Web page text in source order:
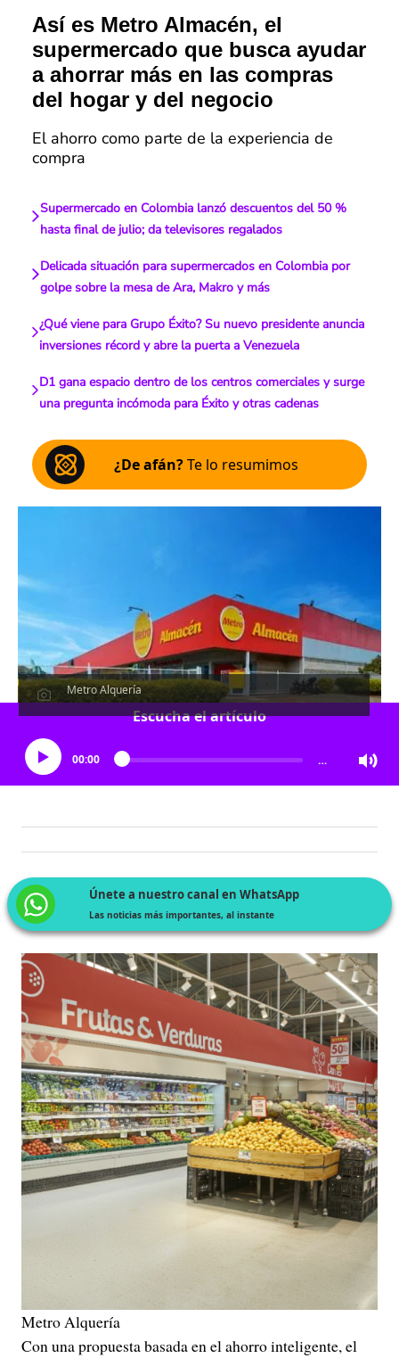
Así es Metro Almacén, el
supermercado que busca ayudar
a ahorrar más en las compras
del hogar y del negocio
El ahorro como parte de la experiencia de
compra
Supermercado en Colombia lanzó descuentos del 50 %
hasta final de julio; da televisores regalados
Delicada situación para supermercados en Colombia por
golpe sobre la mesa de Ara, Makro y más
¿Qué viene para Grupo Éxito? Su nuevo presidente anuncia
inversiones récord y abre la puerta a Venezuela
D1 gana espacio dentro de los centros comerciales y surge
una pregunta incómoda para Éxito y otras cadenas
¿De afán?Te lo resumimos
Metro Alquería
Escucha el artículo
00:00 …
Únete a nuestro canal en WhatsApp
Las noticias más importantes, al instante
Metro Alquería
Con una propuesta basada en el ahorro inteligente, el